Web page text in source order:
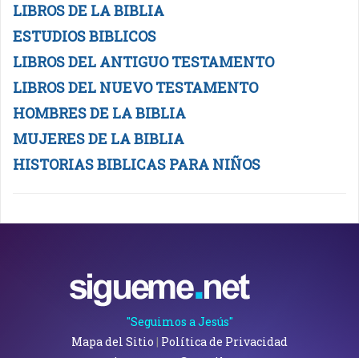
LIBROS DE LA BIBLIA
ESTUDIOS BIBLICOS
LIBROS DEL ANTIGUO TESTAMENTO
LIBROS DEL NUEVO TESTAMENTO
HOMBRES DE LA BIBLIA
MUJERES DE LA BIBLIA
HISTORIAS BIBLICAS PARA NIÑOS
"Seguimos a Jesús"
Mapa del Sitio | Política de Privacidad